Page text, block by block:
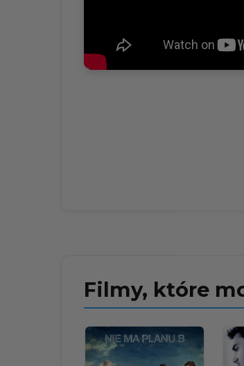
Filmy, które